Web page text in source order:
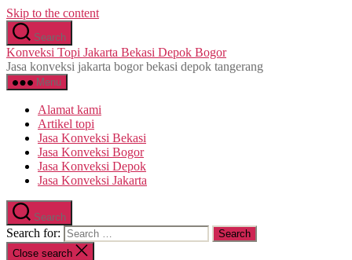
Skip to the content
Search
Konveksi Topi Jakarta Bekasi Depok Bogor
Jasa konveksi jakarta bogor bekasi depok tangerang
Menu
Alamat kami
Artikel topi
Jasa Konveksi Bekasi
Jasa Konveksi Bogor
Jasa Konveksi Depok
Jasa Konveksi Jakarta
Search
Search for:
Close search